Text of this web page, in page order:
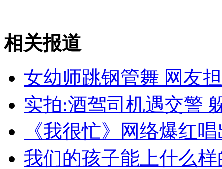
中方抗议韩海警打死一中国渔民
山西运城恶犬咬伤多人 警民合力深夜将其击毙
女孩北京地铁殴打老人 痛下狠手拳打脚踢
无痛分娩是否安全 医生回应
相关报道
女幼师跳钢管舞 网友
实拍:酒驾司机遇交警
《我很忙》网络爆红
我们的孩子能上什么